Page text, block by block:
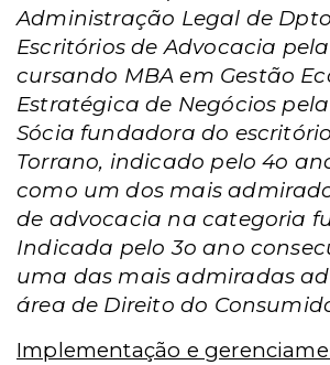
Administração Legal de
Escritórios de Advocacia pela
cursando MBA em Gestão
Estratégica de Negócios pela
Sócia fundadora do
Torrano, indicado pelo 4o
como um dos mais
de advocacia na categoria
Indicada pelo 3o ano
uma das mais admiradas
área de Direito do
Implementação e